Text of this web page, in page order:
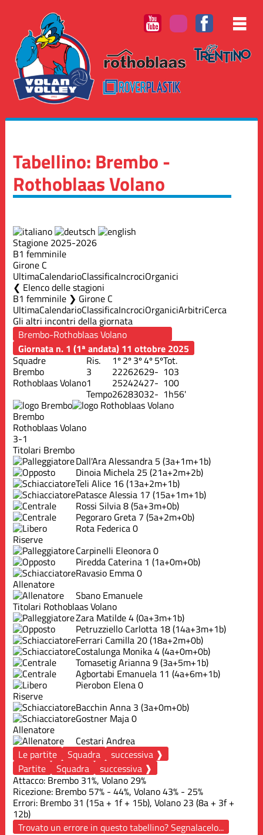
Tabellino: Brembo -
Rothoblaas Volano
Stagione 2025-2026
B1 femminile
Girone C
UltimaCalendarioClassificaIncrociOrganici
Elenco delle stagioni
B1 femminile ❯ Girone C
UltimaCalendarioClassificaIncrociOrganiciArbitriCerca
Gli altri incontri della giornata
Giornata n. 1 (1ª andata) 11 ottobre 2025
Squadre
Ris. 1º2º3º4º5ºTot.
Brembo 3 22262629- 103
Rothoblaas Volano1 25242427- 100
Tempo26283032- 1h56'
Brembo
Rothoblaas Volano
3-1
Titolari Brembo
Dall'Ara Alessandra 5 (3a+1m+1b)
Dinoia Michela 25 (21a+2m+2b)
Teli Alice 16(13a+2m+1b)
Patasce Alessia 17 (15a+1m+1b)
Rossi Silvia8(5a+3m+0b)
Pegoraro Greta 7 (5a+2m+0b)
Rota Federica0
Riserve
Carpinelli Eleonora0
Piredda Caterina 1 (1a+0m+0b)
Ravasio Emma0
Allenatore
Sbano Emanuele
Titolari Rothoblaas Volano
Zara Matilde4(0a+3m+1b)
Petruzziello Carlotta 18(14a+3m+1b)
Ferrari Camilla 20(18a+2m+0b)
Costalunga Monika4(4a+0m+0b)
Tomasetig Arianna9(3a+5m+1b)
Agbortabi Emanuela 11 (4a+6m+1b)
Pierobon Elena0
Riserve
Bacchin Anna 3 (3a+0m+0b)
Gostner Maja0
Allenatore
Cestari Andrea
Le partite
Squadra
successiva ❱
Partite
Squadra
successiva ❱
Attacco: Brembo 31%, Volano 29%
Ricezione: Brembo 57% - 44%, Volano 43% - 25%
Errori: Brembo 31 (15a + 1f + 15b), Volano 23 (8a + 3f +
12b)
Trovato un errore in questo tabellino? Segnalacelo...